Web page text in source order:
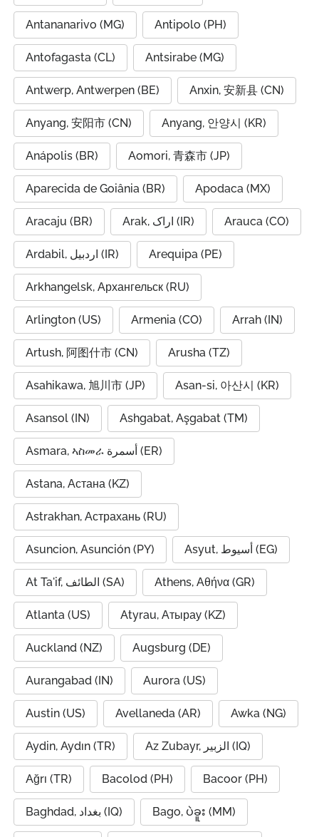
Antananarivo (MG) Antipolo (PH)
Antofagasta (CL) Antsirabe (MG)
Antwerp, Antwerpen (BE) Anxin, 安新县 (CN)
Anyang, 安阳市 (CN) Anyang, 안양시 (KR)
Anápolis (BR) Aomori, 青森市 (JP)
Aparecida de Goiânia (BR) Apodaca (MX)
Aracaju (BR) Arak, اراک (IR) Arauca (CO)
Ardabil, اردبیل (IR) Arequipa (PE)
Arkhangelsk, Архангельск (RU)
Arlington (US) Armenia (CO) Arrah (IN)
Artush, 阿图什市 (CN) Arusha (TZ)
Asahikawa, 旭川市 (JP) Asan-si, 아산시 (KR)
Asansol (IN) Ashgabat, Aşgabat (TM)
Asmara, ኣስመራ أسمرة (ER)
Astana, Астана (KZ)
Astrakhan, Астрахань (RU)
Asuncion, Asunción (PY) Asyut, أسيوط (EG)
At Ta'if, الطائف (SA) Athens, Αθήνα (GR)
Atlanta (US) Atyrau, Атырау (KZ)
Auckland (NZ) Augsburg (DE)
Aurangabad (IN) Aurora (US)
Austin (US) Avellaneda (AR) Awka (NG)
Aydin, Aydın (TR) Az Zubayr, الزبير (IQ)
Ağrı (TR) Bacolod (PH) Bacoor (PH)
Baghdad, بغداد (IQ) Bago, ပဲခူး (MM)